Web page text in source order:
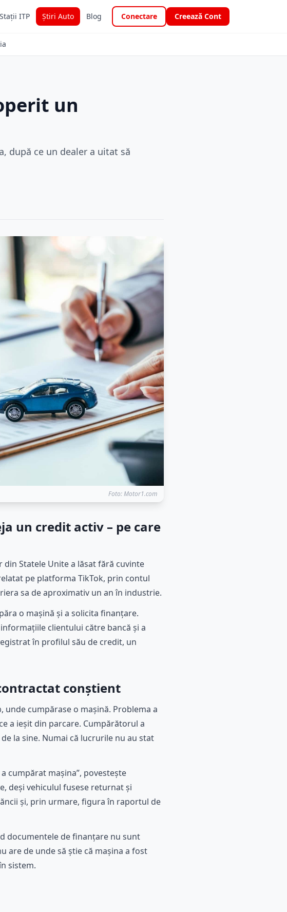
Stații ITP Știri Auto Blog Conectare Creează Cont
un
după ce un dealer a uitat să
Foto: Motor1.com
un credit activ – pe care
Statele Unite a lăsat fără cuvinte
pe platforma TikTok, prin contul
sa de aproximativ un an în industrie.
o mașină și a solicita finanțare.
clientului către bancă și a
în profilul său de credit, un
conștient
cumpărase o mașină. Problema a
a ieșit din parcare. Cumpărătorul a
la sine. Numai că lucrurile nu au stat
cumpărat mașina”, povestește
deși vehiculul fusese returnat și
și, prin urmare, figura în raportul de
documentele de finanțare nu sunt
are de unde să știe că mașina a fost
sistem.